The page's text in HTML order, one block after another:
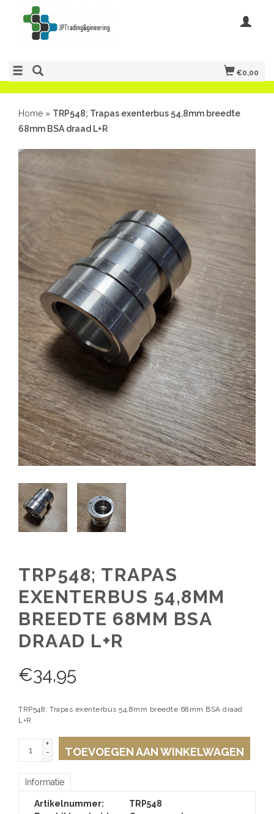
€0,00
Home » TRP548; Trapas exenterbus 54,8mm breedte
68mm BSA draad L+R
TRP548; TRAPAS
EXENTERBUS 54,8MM
BREEDTE 68MM BSA
DRAAD L+R
€34,95
TRP548; Trapas exenterbus 54,8mm breedte 68mm BSA draad
L+R
+
-
TOEVOEGEN AAN WINKELWAGEN
Informatie
Artikelnummer:
TRP548